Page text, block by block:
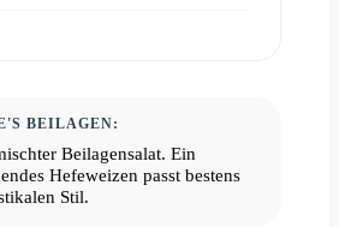
BEILAGEN:
Beilagensalat. Ein
Hefeweizen passt bestens
Stil.